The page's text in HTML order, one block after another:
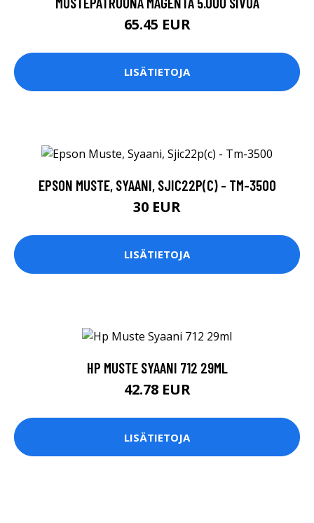
65.45 EUR
LISÄTIETOJA
EPSON MUSTE, SYAANI, SJIC22P(C) - TM-3500
30 EUR
LISÄTIETOJA
HP MUSTE SYAANI 712 29ML
42.78 EUR
LISÄTIETOJA